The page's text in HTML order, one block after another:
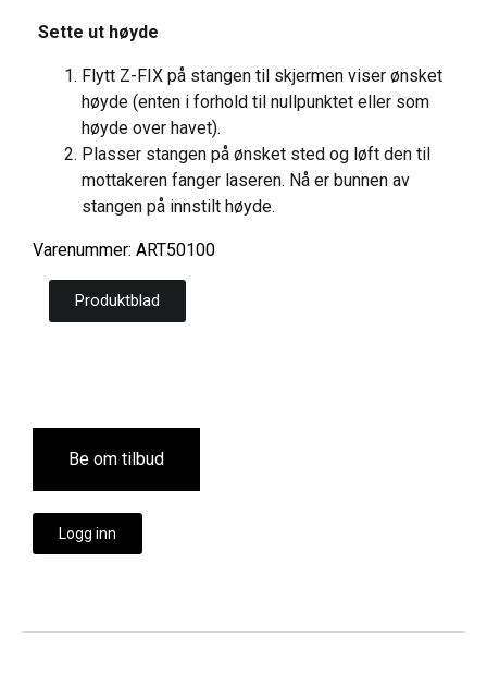
Sette ut høyde
Flytt Z-FIX på stangen til skjermen viser ønsket
høyde (enten i forhold til nullpunktet eller som
høyde over havet).
Plasser stangen på ønsket sted og løft den til
mottakeren fanger laseren. Nå er bunnen av
stangen på innstilt høyde.
Varenummer: ART50100
Produktblad
Be om tilbud
Logg inn